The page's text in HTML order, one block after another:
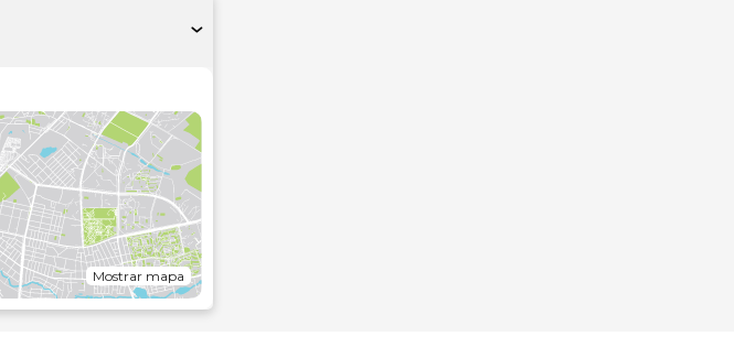
lounge. O hotel serve
incluem acesso à
mais próximo.
Mostrar mapa